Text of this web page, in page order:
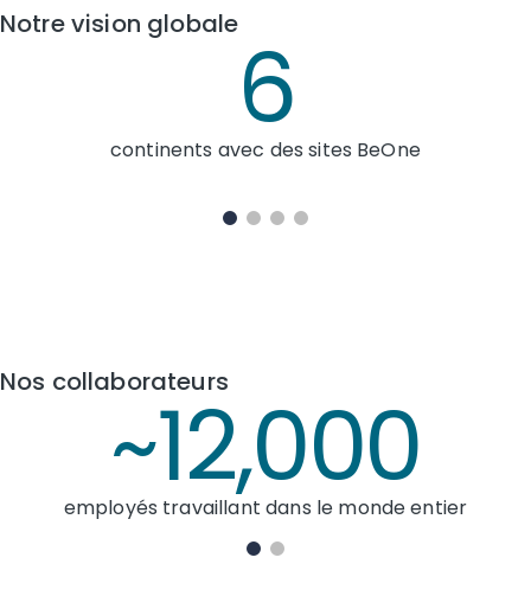
Notre vision globale
pays et régions avec des
Nos collaborateurs
monde entier